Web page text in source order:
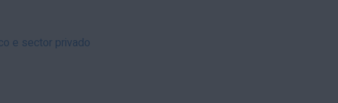
e sector privado